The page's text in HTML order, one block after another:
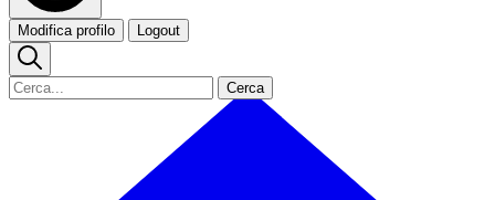
Modifica profilo Logout
Cerca